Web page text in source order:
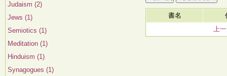
Judaism (2)
Jews (1)
Semiotics (1)
Meditation (1)
Hinduism (1)
Synagogues (1)
書名
上